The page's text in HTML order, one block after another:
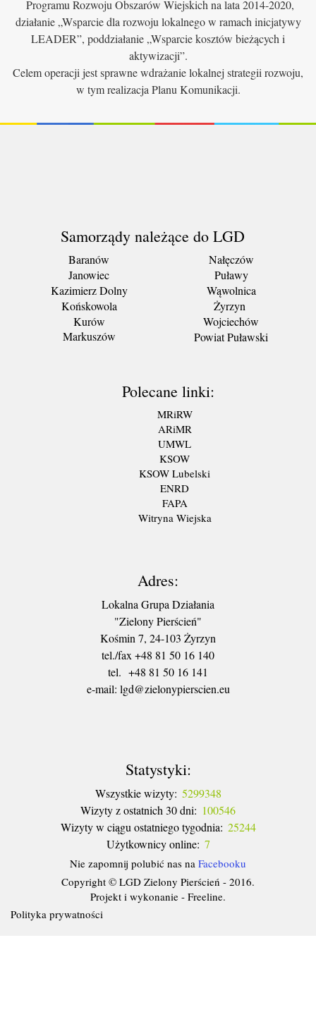
Programu Rozwoju Obszarów Wiejskich na lata 2014-2020,
działanie „Wsparcie dla rozwoju lokalnego w ramach inicjatywy
LEADER”, poddziałanie „Wsparcie kosztów bieżących i
aktywizacji”.
Celem operacji jest sprawne wdrażanie lokalnej strategii rozwoju,
w tym realizacja Planu Komunikacji.
Samorządy należące do LGD
Baranów
Janowiec
Kazimierz Dolny
Końskowola
Kurów
Markuszów
Nałęczów
Puławy
Wąwolnica
Żyrzyn
Wojciechów
Powiat Puławski
Polecane linki:
MRiRW
ARiMR
UMWL
KSOW
KSOW Lubelski
ENRD
FAPA
Witryna Wiejska
Adres:
Lokalna Grupa Działania
"Zielony Pierścień"
Kośmin 7, 24-103 Żyrzyn
tel./fax +48 81 50 16 140
tel. +48 81 50 16 141
​e-mail: lgd@zielonypierscien.eu
Statystyki:
Wszystkie wizyty: 5299348
Wizyty z ostatnich 30 dni: 100546
Wizyty w ciągu ostatniego tygodnia: 25244
Użytkownicy online: 7
Nie zapomnij polubić nas na Facebooku
Copyright © LGD Zielony Pierścień - 2016.
Projekt i wykonanie - Freeline.
Polityka prywatności